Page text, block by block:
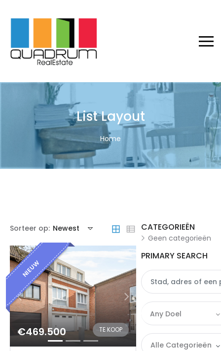
List Layout
Home
Sorteer op: Newest
NIEUW
€469.500 TE KOOP
CATEGORIEËN
Geen categorieën
PRIMARY SEARCH
Any Doel
Alle Categorieën